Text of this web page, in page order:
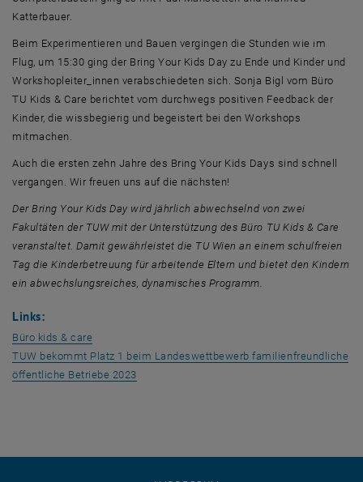
Katterbauer.
Beim Experimentieren und Bauen vergingen die Stunden wie im
Flug, um 15:30 ging der Bring Your Kids Day zu Ende und Kinder und
Workshopleiter_innen verabschiedeten sich. Sonja Bigl vom Büro
TU Kids & Care berichtet vom durchwegs positiven Feedback der
Kinder, die wissbegierig und begeistert bei denWorkshops
mitmachen.
Auch die ersten zehn Jahre des Bring Your Kids Days sind schnell
vergangen. Wir freuen uns auf die nächsten!
DerBring Your Kids Day wird jährlich abwechselnd von zwei
Fakultäten der TUW mit der Unterstützung des Büro TU Kids & Care
veranstaltet. Damit gewährleistet die TU Wien an einem schulfreien
Tag die Kinderbetreuung für arbeitende Eltern und bietet den Kindern
ein abwechslungsreiches, dynamisches Programm.
Links:
Büro kids & care, öffnet eine externe URL in einem neuen Fenster
TUW bekommt Platz 1 beim Landeswettbewerb familienfreundliche
öffentliche Betriebe 2023, öffnet eine externe URL in einem neuen